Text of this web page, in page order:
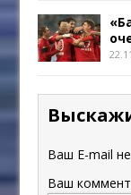
Ваш E-mail
Ваш